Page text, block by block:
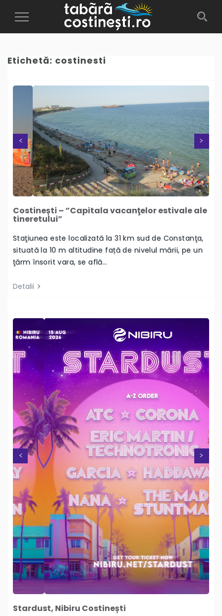
Toggle
Etichetă: costinesti
Next
Costinești – ”Capitala vacanţelor estivale ale
tineretului”
Staţiunea este localizată la 31 km sud de Constanţa,
situată la 10 m altitudine față de nivelul mării, pe un
ţărm însorit vara, se află…
Detalii
Next
Stardust, Nibiru Costinești